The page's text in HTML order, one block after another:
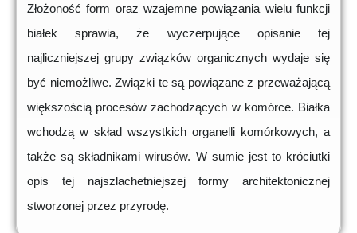
Złożoność form oraz wzajemne powiązania wielu funkcji
białek sprawia, że wyczerpujące opisanie tej
najliczniejszej grupy związków organicznych wydaje się
być niemożliwe. Związki te są powiązane z przeważającą
większością procesów zachodzących w komórce. Białka
wchodzą w skład wszystkich organelli komórkowych, a
także są składnikami wirusów. W sumie jest to króciutki
opis tej najszlachetniejszej formy architektonicznej
stworzonej przez przyrodę.